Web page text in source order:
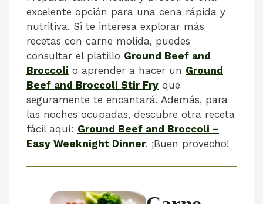
excelente opción para una cena rápida y
nutritiva. Si te interesa explorar más
recetas con carne molida, puedes
consultar el platillo Ground Beef and
Broccoli o aprender a hacer un Ground
Beef and Broccoli Stir Fry que
seguramente te encantará. Además, para
las noches ocupadas, descubre otra receta
fácil aquí: Ground Beef and Broccoli –
Easy Weeknight Dinner. ¡Buen provecho!